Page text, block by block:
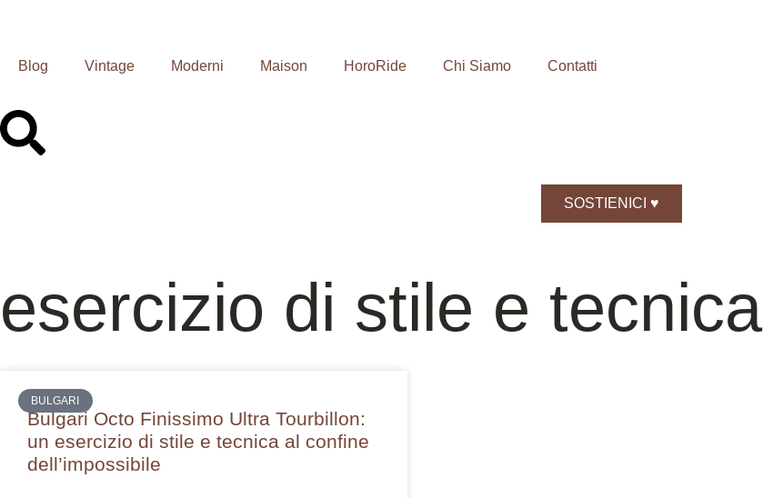
Blog Vintage Moderni Maison HoroRide Chi Siamo Contatti
SOSTIENICI ♥️
esercizio di stile e tecnica
BULGARI
Bulgari Octo Finissimo Ultra Tourbillon:
un esercizio di stile e tecnica al confine
dell’impossibile